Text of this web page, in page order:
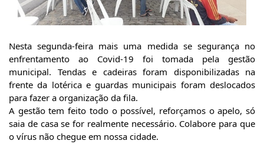
Nesta segunda-feira mais uma medida se segurança no
enfrentamento ao Covid-19 foi tomada pela gestão
municipal. Tendas e cadeiras foram disponibilizadas na
frente da lotérica e guardas municipais foram deslocados
para fazer a organização da fila.
A gestão tem feito todo o possível, reforçamos o apelo, só
saia de casa se for realmente necessário. Colabore para que
o vírus não chegue em nossa cidade.